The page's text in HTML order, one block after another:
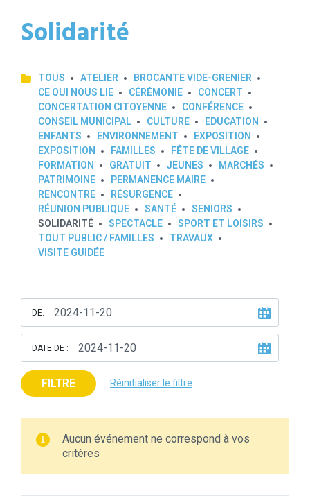
Solidarité
TOUS ATELIER
BROCANTE VIDE-GRENIER
CE QUI NOUS LIE
CÉRÉMONIE
CONCERT
CONCERTATION CITOYENNE
CONFÉRENCE
CONSEIL MUNICIPAL
CULTURE
EDUCATION
ENFANTS
ENVIRONNEMENT
EXPOSITION
EXPOSITION
FAMILLES
FÊTE DE VILLAGE
FORMATION
GRATUIT JEUNES
MARCHÉS
PATRIMOINE
PERMANENCE MAIRE
RENCONTRE
RÉSURGENCE
RÉUNION PUBLIQUE
SANTÉ
SENIORS
SOLIDARITÉ
SPECTACLE
SPORT ET LOISIRS
TOUT PUBLIC / FAMILLES
TRAVAUX
VISITE GUIDÉE
DE:
DATE DE :
FILTRE Réinitialiser le filtre
Aucun événement ne correspond à vos
critères